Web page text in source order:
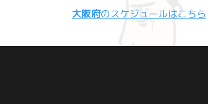
大阪府のスケジュールはこちら